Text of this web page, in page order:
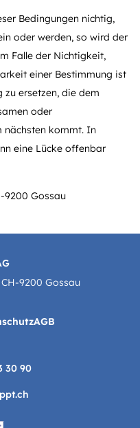
Bedingungen nichtig,
oder werden, so wird der
Falle der Nichtigkeit,
einer Bestimmung ist
zu ersetzen, die dem
oder
nächsten kommt. In
eine Lücke offenbar
9200 Gossau
9200 Gossau
AGB
30 90